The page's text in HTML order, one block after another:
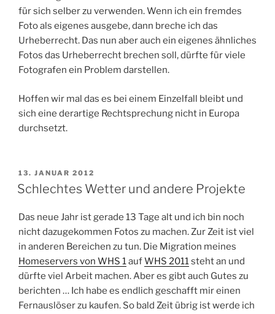
für sich selber zu verwenden. Wenn ich ein fremdes
Foto als eigenes ausgebe, dann breche ich das
Urheberrecht. Das nun aber auch ein eigenes ähnliches
Fotos das Urheberrecht brechen soll, dürfte für viele
Fotografen ein Problem darstellen.
Hoffen wir mal das es bei einem Einzelfall bleibt und
sich eine derartige Rechtsprechung nicht in Europa
durchsetzt.
VERÖFFENTLICHT
AM
13. JANUAR 2012
Schlechtes Wetter und andere Projekte
Das neue Jahr ist gerade 13 Tage alt und ich bin noch
nicht dazugekommen Fotos zu machen. Zur Zeit ist viel
in anderen Bereichen zu tun. Die Migration meines
Homeservers von WHS 1aufWHS 2011steht an und
dürfte viel Arbeit machen. Aber es gibt auch Gutes zu
berichten … Ich habe es endlich geschafft mir einen
Fernauslöser zu kaufen. So bald Zeit übrig ist werde ich